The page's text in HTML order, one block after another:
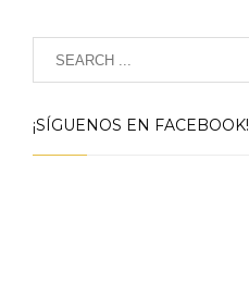
¡SÍGUENOS EN FACEBOOK!